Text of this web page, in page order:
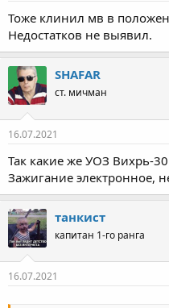
Тоже клинил мв в
Недостатков не выявил.
SHAFAR
ст. мичман
16.07.2021
Так какие же УОЗ Вихрь-
Зажигание электронное,
танкист
капитан 1-го ранга
16.07.2021